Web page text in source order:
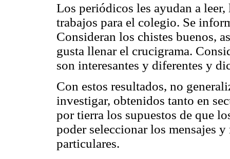
Los periódicos les ayudan a
trabajos para el colegio. Se
Consideran los chistes buenos,
gusta llenar el crucigrama.
son interesantes y diferentes y
Con estos resultados, no
investigar, obtenidos tanto en
por tierra los supuestos de que
poder seleccionar los mensajes
particulares.